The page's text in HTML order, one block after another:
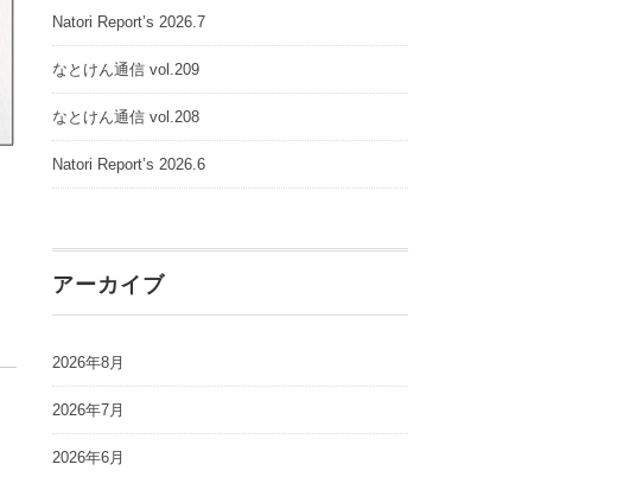
Natori Report’s 2026.7
なとけん通信 vol.209
なとけん通信 vol.208
Natori Report’s 2026.6
アーカイブ
2026年8月
2026年7月
2026年6月